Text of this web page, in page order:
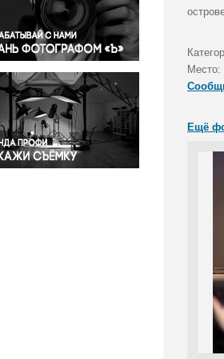
Правосудие
Происшествия и конфликты
Религия
Светская жизнь
Спорт
Экология
Экономика и бизнес
Место:
Ещё